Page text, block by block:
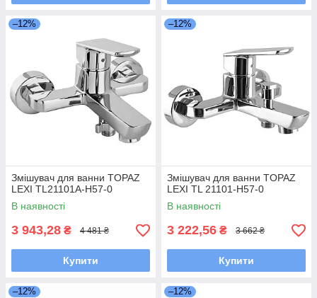
–12%
Змішувач для ванни TOPAZ
LEXI TL21101A-H57-0
В наявності
3 943,28 ₴ 4 481 ₴
Купити
–12%
Змішувач для ванни TOPAZ
LEXI TL 21101-H57-0
В наявності
3 222,56 ₴ 3 662 ₴
Купити
–12% –12%